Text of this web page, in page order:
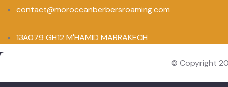
contact@moroccanberbersroaming.com
13A079 GH12 M'HAMID MARRAKECH
© Copyright